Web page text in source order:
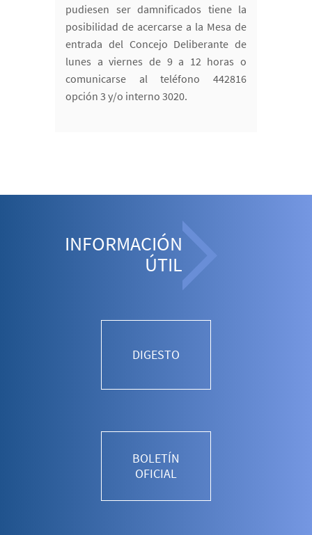
pudiesen ser damnificados tiene la
posibilidad de acercarse a la Mesa de
entrada del Concejo Deliberante de
lunes a viernes de 9 a 12 horas o
comunicarse al teléfono 442816
opción 3 y/o interno 3020.
INFORMACIÓN
ÚTIL
DIGESTO
BOLETÍN
OFICIAL